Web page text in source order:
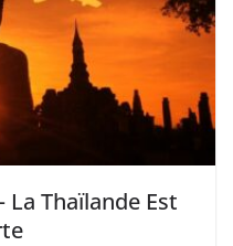
La Thaïlande Est